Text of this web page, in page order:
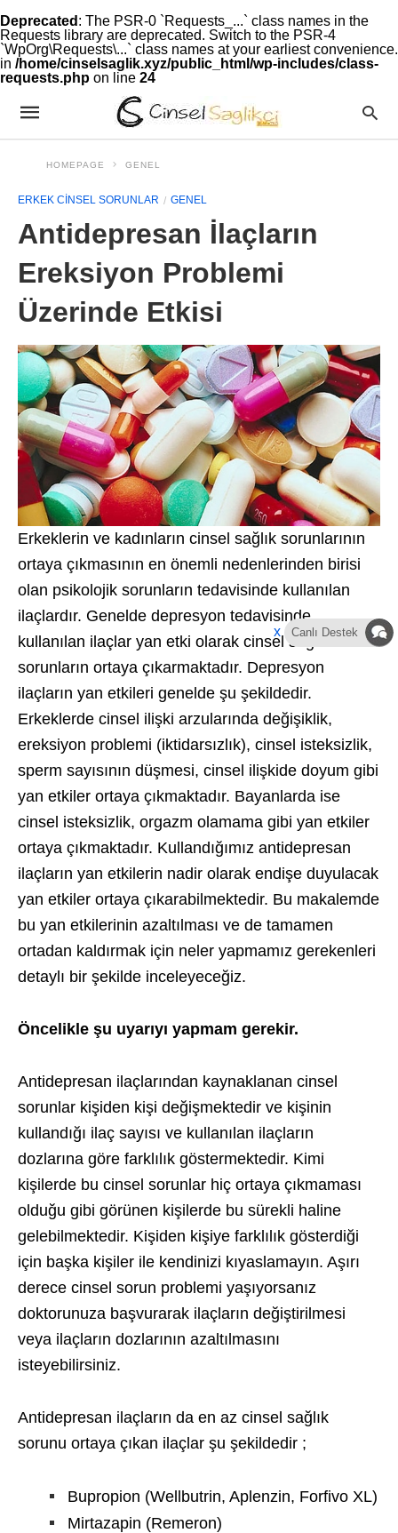
Deprecated : The PSR-0 `Requests_...` class names in the
Requests library are deprecated. Switch to the PSR-4
`WpOrg\Requests\...` class names at your earliest convenience.
in /home/cinselsaglik.xyz/public_html/wp-includes/class-
requests.php on line 24
x Canlı Destek
HOMEPAGE GENEL
ERKEK CINSEL SORUNLAR GENEL
Antidepresan İlaçların
Ereksiyon Problemi
Üzerinde Etkisi
Erkeklerin ve kadınların cinsel sağlık sorunlarının
ortaya çıkmasının en önemli nedenlerinden birisi
olan psikolojik sorunların tedavisinde kullanılan
ilaçlardır. Genelde depresyon tedavisinde
kullanılan ilaçlar yan etki olarak cinsel sağlık
sorunların ortaya çıkarmaktadır. Depresyon
ilaçların yan etkileri genelde şu şekildedir.
Erkeklerde cinsel ilişki arzularında değişiklik,
ereksiyon problemi (iktidarsızlık), cinsel isteksizlik,
sperm sayısının düşmesi, cinsel ilişkide doyum gibi
yan etkiler ortaya çıkmaktadır. Bayanlarda ise
cinsel isteksizlik, orgazm olamama gibi yan etkiler
ortaya çıkmaktadır. Kullandığımız antidepresan
ilaçların yan etkilerin nadir olarak endişe duyulacak
yan etkiler ortaya çıkarabilmektedir. Bu makalemde
bu yan etkilerinin azaltılması ve de tamamen
ortadan kaldırmak için neler yapmamız gerekenleri
detaylı bir şekilde inceleyeceğiz.
Öncelikle şu uyarıyı yapmam gerekir.
Antidepresan ilaçlarından kaynaklanan cinsel
sorunlar kişiden kişi değişmektedir ve kişinin
kullandığı ilaç sayısı ve kullanılan ilaçların
dozlarına göre farklılık göstermektedir. Kimi
kişilerde bu cinsel sorunlar hiç ortaya çıkmaması
olduğu gibi görünen kişilerde bu sürekli haline
gelebilmektedir. Kişiden kişiye farklılık gösterdiği
için başka kişiler ile kendinizi kıyaslamayın. Aşırı
derece cinsel sorun problemi yaşıyorsanız
doktorunuza başvurarak ilaçların değiştirilmesi
veya ilaçların dozlarının azaltılmasını
isteyebilirsiniz.
Antidepresan ilaçların da en az cinsel sağlık
sorunu ortaya çıkan ilaçlar şu şekildedir ;
Bupropion (Wellbutrin, Aplenzin, Forfivo XL)
Mirtazapin (Remeron)